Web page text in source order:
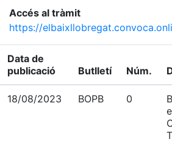
Accés al tràmit
https://
Data de
publicació
Butlletí Núm.
18/08/2023 BOPB 0